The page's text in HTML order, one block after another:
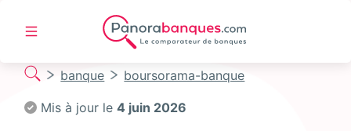
banque boursorama-banque
Mis à jour le4 juin 2026